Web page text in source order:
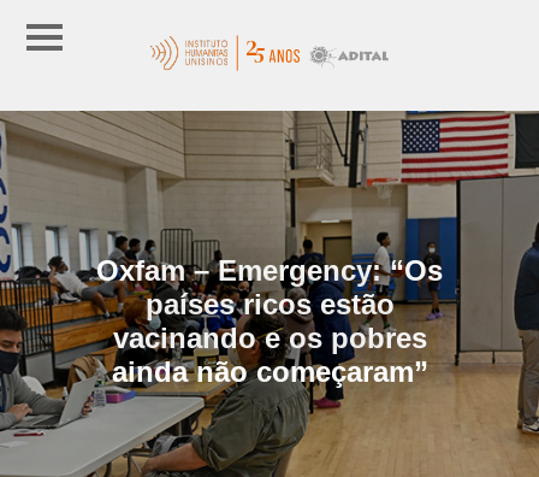
Oxfam – Emergency: “Os
países ricos estão
vacinando e os pobres
ainda não começaram”